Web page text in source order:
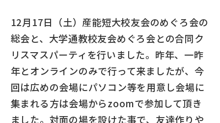
12月17日（土）産能短大校友会のめぐろ会の
総会と、大学通教校友会めぐろ会との合同ク
リスマスパーティを行いました。昨年、一昨
年とオンラインのみで行って来ましたが、今
回は広めの会場にパソコン等を用意し会場に
集まれる方は会場からzoomで参加して頂き
ました。対面の場を設けた事で、友達作りや